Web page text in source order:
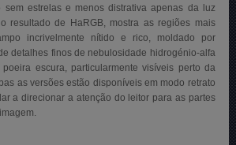
sem estrelas e menos distrativa apenas da luz
resultado de HaRGB, mostra as regiões mais
incrivelmente nítido e rico, moldado por
detalhes finos de nebulosidade hidrogénio-alfa
escura, particularmente visíveis perto da
as versões estão disponíveis em modo retrato
a direcionar a atenção do leitor para as partes